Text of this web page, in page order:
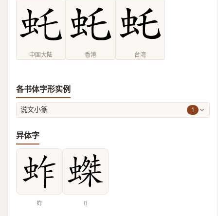
中国大陆 香港 台湾
各书体字形实例
说文小篆 1
异体字
蚱 𧎩